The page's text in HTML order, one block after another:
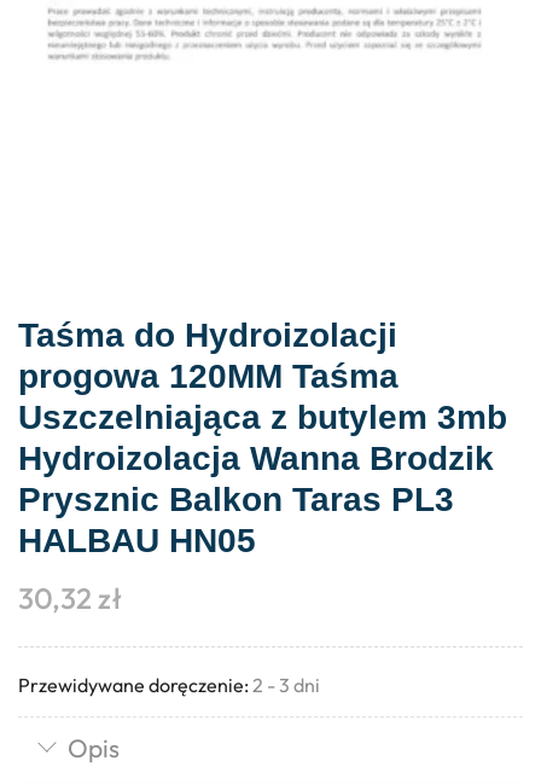
Taśma do Hydroizolacji
progowa 120MM Taśma
Uszczelniająca z butylem 3mb
Hydroizolacja Wanna Brodzik
Prysznic Balkon Taras PL3
HALBAU HN05
30,32 zł
Przewidywane doręczenie: 2 - 3 dni
Opis